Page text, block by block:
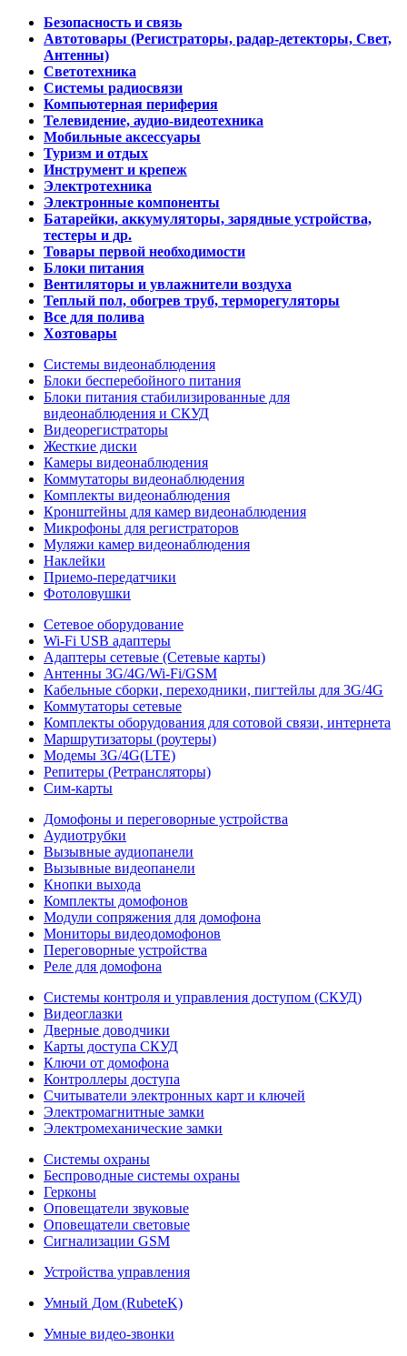
Безопасность и связь
Автотовары (Регистраторы, радар-детекторы, Свет,
Антенны)
Светотехника
Системы радиосвязи
Компьютерная периферия
Телевидение, аудио-видеотехника
Мобильные аксессуары
Туризм и отдых
Инструмент и крепеж
Электротехника
Электронные компоненты
Батарейки, аккумуляторы, зарядные устройства,
тестеры и др.
Товары первой необходимости
Блоки питания
Вентиляторы и увлажнители воздуха
Теплый пол, обогрев труб, терморегуляторы
Все для полива
Хозтовары
Системы видеонаблюдения
Блоки бесперебойного питания
Блоки питания стабилизированные для
видеонаблюдения и СКУД
Видеорегистраторы
Жесткие диски
Камеры видеонаблюдения
Коммутаторы видеонаблюдения
Комплекты видеонаблюдения
Кронштейны для камер видеонаблюдения
Микрофоны для регистраторов
Муляжи камер видеонаблюдения
Наклейки
Приемо-передатчики
Фотоловушки
Сетевое оборудование
Wi-Fi USB адаптеры
Адаптеры сетевые (Сетевые карты)
Антенны 3G/4G/Wi-Fi/GSM
Кабельные сборки, переходники, пигтейлы для 3G/4G
Коммутаторы сетевые
Комплекты оборудования для сотовой связи, интернета
Маршрутизаторы (роутеры)
Модемы 3G/4G(LTE)
Репитеры (Ретрансляторы)
Сим-карты
Домофоны и переговорные устройства
Аудиотрубки
Вызывные аудиопанели
Вызывные видеопанели
Кнопки выхода
Комплекты домофонов
Модули сопряжения для домофона
Мониторы видеодомофонов
Переговорные устройства
Реле для домофона
Системы контроля и управления доступом (СКУД)
Видеоглазки
Дверные доводчики
Карты доступа СКУД
Ключи от домофона
Контроллеры доступа
Считыватели электронных карт и ключей
Электромагнитные замки
Электромеханические замки
Системы охраны
Беспроводные системы охраны
Герконы
Оповещатели звуковые
Оповещатели световые
Сигнализации GSM
Устройства управления
Умный Дом (RubeteK)
Умные видео-звонки